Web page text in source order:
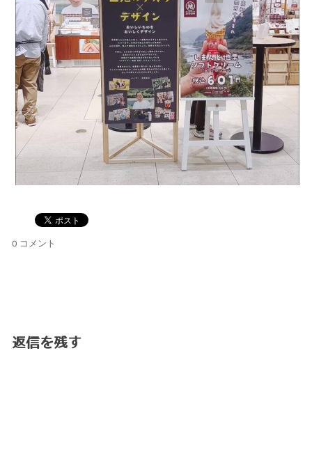
0 コメント
返信を残す